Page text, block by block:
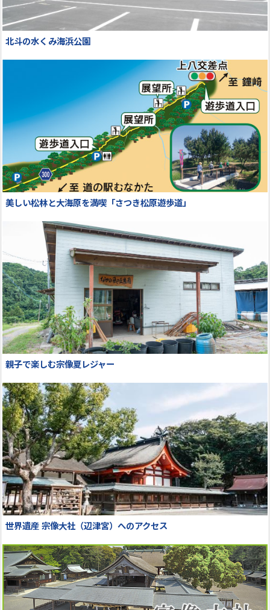
北斗の水くみ海浜公園
美しい松林と大海原を満喫「さつき松原遊歩道」
親子で楽しむ宗像夏レジャー
世界遺産 宗像大社（辺津宮）へのアクセス